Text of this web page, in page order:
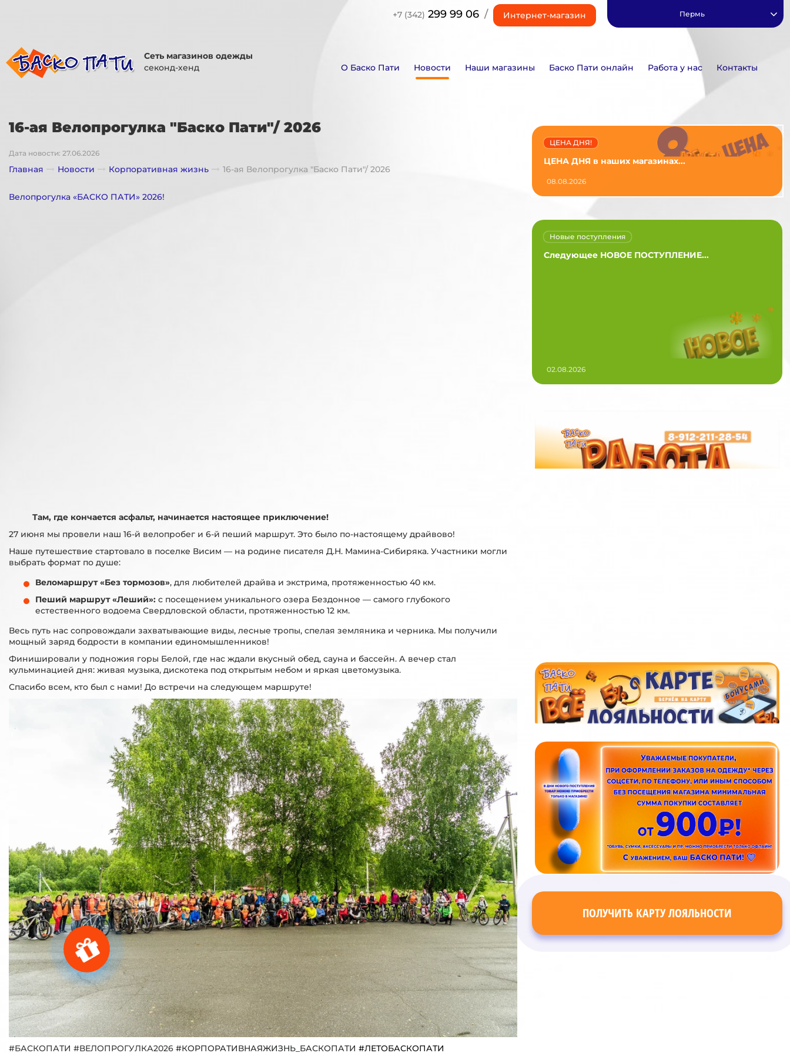
+7 (342) 299 99 06 / Интернет-магазин Пермь
Сеть магазинов одежды
секонд-хенд
О Баско Пати Новости Наши магазины Баско Пати онлайн Работа у нас Контакты
16-ая Велопрогулка "Баско Пати"/ 2026
Дата новости: 27.06.2026
Главная Новости Корпоративная жизнь 16-ая Велопрогулка "Баско Пати"/ 2026
Велопрогулка «БАСКО ПАТИ» 2026!
Там, где кончается асфальт, начинается настоящее приключение!
27 июня мы провели наш 16-й велопробег и 6-й пеший маршрут. Это было по-настоящему драйвово!
Наше путешествие стартовало в поселке Висим — на родине писателя Д.Н. Мамина-Сибиряка. Участники могли
выбрать формат по душе:
Веломаршрут «Без тормозов», для любителей драйва и экстрима, протяженностью 40 км.
Пеший маршрут «Леший»: с посещением уникального озера Бездонное — самого глубокого
естественного водоема Свердловской области, протяженностью 12 км.
Весь путь нас сопровождали захватывающие виды, лесные тропы, спелая земляника и черника. Мы получили
мощный заряд бодрости в компании единомышленников!
Финишировали у подножия горы Белой, где нас ждали вкусный обед, сауна и бассейн. А вечер стал
кульминацией дня: живая музыка, дискотека под открытым небом и яркая цветомузыка.
Спасибо всем, кто был с нами! До встречи на следующем маршруте!
#БАСКОПАТИ #ВЕЛОПРОГУЛКА2026 #КОРПОРАТИВНАЯЖИЗНЬ_БАСКОПАТИ #ЛЕТОБАСКОПАТИ
ЦЕНА ДНЯ в наших магазинах...
ЦЕНА ДНЯ!
08.08.2026
Следующее НОВОЕ ПОСТУПЛЕНИЕ...
Новые поступления
02.08.2026
ПОЛУЧИТЬ КАРТУ ЛОЯЛЬНОСТИ